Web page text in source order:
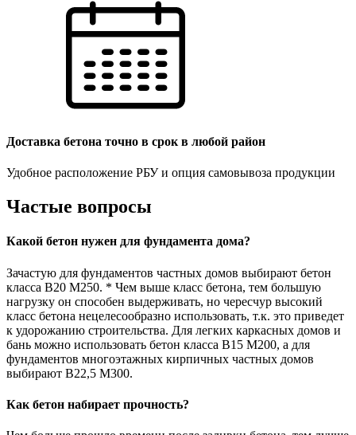
Доставка бетона точно в срок в любой район
Удобное расположение РБУ и опция самовывоза продукции
Частые вопросы
Какой бетон нужен для фундамента дома?
Зачастую для фундаментов частных домов выбирают бетон
класса В20 М250. * Чем выше класс бетона, тем большую
нагрузку он способен выдерживать, но чересчур высокий
класс бетона нецелесообразно использовать, т.к. это приведет
к удорожанию строительства. Для легких каркасных домов и
бань можно использовать бетон класса В15 М200, а для
фундаментов многоэтажных кирпичных частных домов
выбирают В22,5 М300.
Как бетон набирает прочность?